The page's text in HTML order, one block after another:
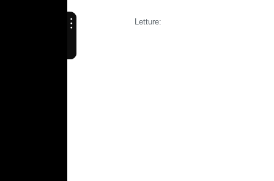
Letture: